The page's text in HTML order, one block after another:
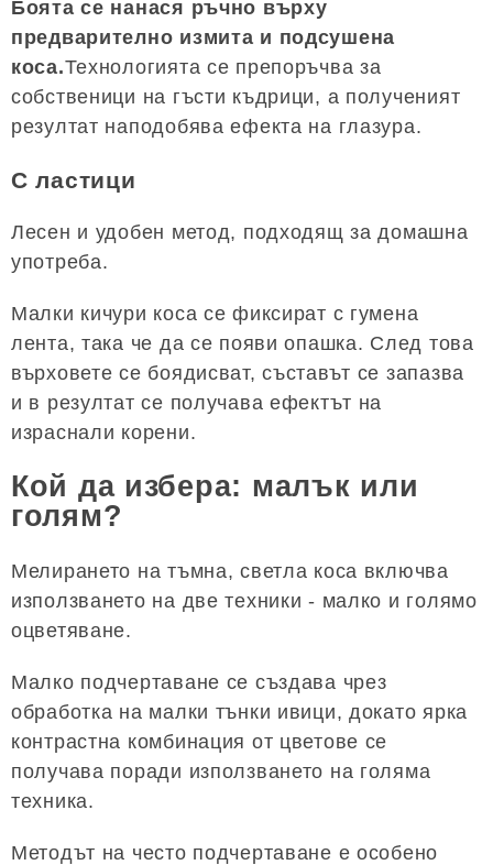
Боята се нанася ръчно върху
предварително измита и подсушена
коса.Технологията се препоръчва за
собственици на гъсти къдрици, а полученият
резултат наподобява ефекта на глазура.
С ластици
Лесен и удобен метод, подходящ за домашна
употреба.
Малки кичури коса се фиксират с гумена
лента, така че да се появи опашка. След това
върховете се боядисват, съставът се запазва
и в резултат се получава ефектът на
израснали корени.
Кой да избера: малък или
голям?
Мелирането на тъмна, светла коса включва
използването на две техники - малко и голямо
оцветяване.
Малко подчертаване се създава чрез
обработка на малки тънки ивици, докато ярка
контрастна комбинация от цветове се
получава поради използването на голяма
техника.
Методът на често подчертаване е особено